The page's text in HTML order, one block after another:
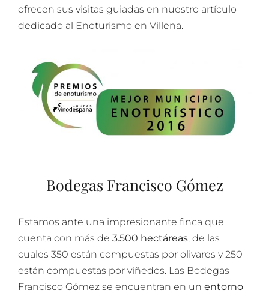
ofrecen sus visitas guiadas en nuestro artículo
dedicado al Enoturismo en Villena.
Bodegas Francisco Gómez
Estamos ante una impresionante finca que
cuenta con más de 3.500 hectáreas, de las
cuales 350 están compuestas por olivares y 250
están compuestas por viñedos. Las Bodegas
Francisco Gómez se encuentran en un entorno